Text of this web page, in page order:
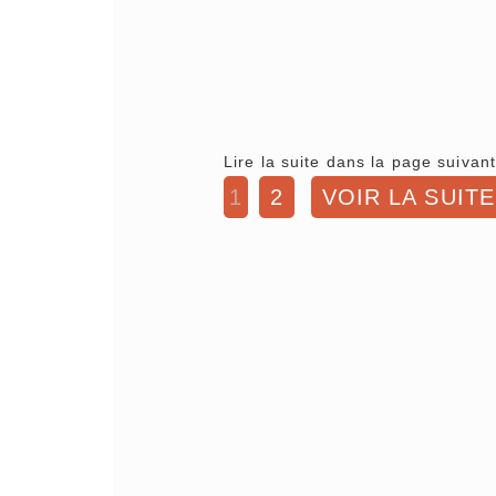
Lire la suite dans la page
1 2 VOIR LA SUITE